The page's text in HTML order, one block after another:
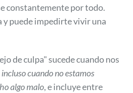
constantemente por todo.
puede impedirte vivir una
de culpa" sucede cuando nos
incluso cuando no estamos
algo malo, e incluye entre